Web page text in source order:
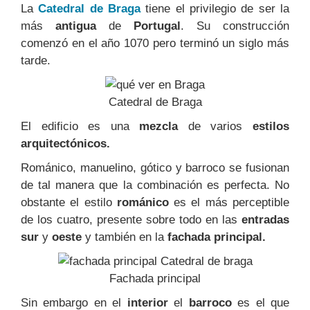
LaCatedral de Bragatiene el privilegio de ser la
más antiguade Portugal. Su construcción
comenzó en el año 1070 pero terminó un siglo más
tarde.
Catedral de Braga
El edificio es unamezclade variosestilos
arquitectónicos.
Románico, manuelino, gótico y barroco se fusionan
de tal manera que la combinación es perfecta. No
obstante el estilo románicoes el más perceptible
de los cuatro, presente sobre todo en las entradas
sur y oeste y también en la fachada principal.
Fachada principal
Sin embargo en el interiorel barrocoes el que